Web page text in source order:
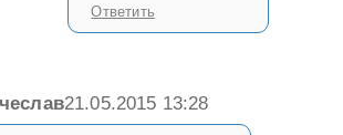
Ответить
21.05.2015 13:28